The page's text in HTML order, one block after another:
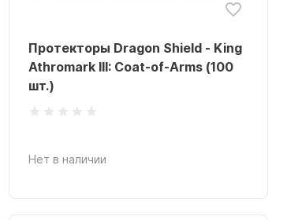
Протекторы Dragon Shield - King
Athromark III: Coat-of-Arms (100
шт.)
Нет в наличии